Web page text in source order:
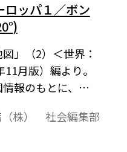
ロッパ１／ボン
」（2）＜世界：
月版）編より。
報のもとに、高
成などで，自由に
（株） 社会編集部